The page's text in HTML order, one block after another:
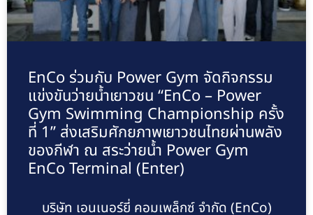
EnCo ร่วมกับ Power Gym จัดกิจกรรม
แข่งขันว่ายน้ำเยาวชน “EnCo – Power
Gym Swimming Championship ครั้ง
ที่ 1” ส่งเสริมศักยภาพเยาวชนไทยผ่านพลัง
ของกีฬา ณ สระว่ายน้ำ Power Gym
EnCo Terminal (Enter)
บริษัท เอนเนอร์ยี่ คอมเพล็กซ์ จำกัด (EnCo)